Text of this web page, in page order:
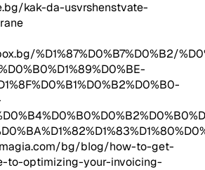
kak-da-usvrshenstvate-
%D1%87%D0%B7%D0%B2/
bg/blog/how-to-get-
to-optimizing-your-invoicing-